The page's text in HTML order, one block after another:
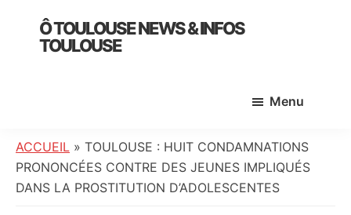
primary
Ô TOULOUSE NEWS & INFOS
TOULOUSE
:
info
locale,
Menu
ACCUEIL » TOULOUSE : HUIT CONDAMNATIONS
PRONONCÉES CONTRE DES JEUNES IMPLIQUÉS
DANS LA PROSTITUTION D’ADOLESCENTES